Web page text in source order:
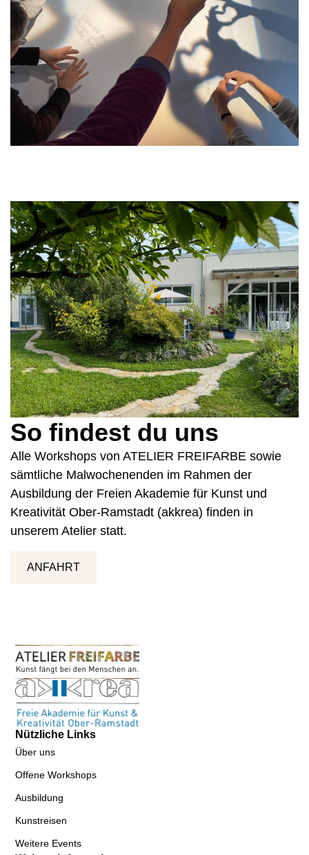
So findest du uns
Alle Workshops von ATELIER FREIFARBE sowie
sämtliche Malwochenenden im Rahmen der
Ausbildung der Freien Akademie für Kunst und
Kreativität Ober-Ramstadt (akkrea) finden in
unserem Atelier statt.
ANFAHRT
Nützliche Links
Über uns
Offene Workshops
Ausbildung
Kunstreisen
Weitere Events